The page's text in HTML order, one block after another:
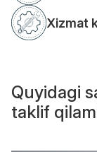
Xizmat
Quyidagi
taklif